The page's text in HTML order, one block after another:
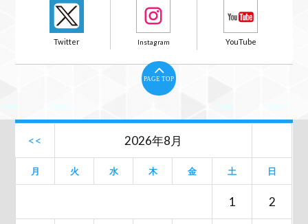
PAGE TOP
<< 2026年8月
月 火 水 木 金 土 日
1 2